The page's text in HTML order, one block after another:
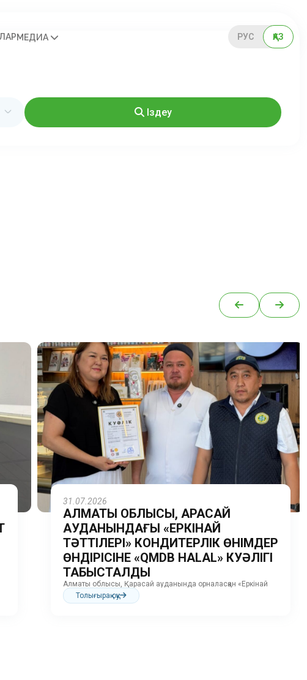
МЕДИА РУС ҚАЗ
Іздеу
31.07.2026
АЛМАТЫ ОБЛЫСЫ, ҚАРАСАЙ
АУДАНЫНДАҒЫ «ЕРКІНАЙ
ТӘТТІЛЕРІ» КОНДИТЕРЛІК ӨНІМДЕР
ӨНДІРІСІНЕ «QMDB HALAL» КУӘЛІГІ
ТАБЫСТАЛДЫ
Алматы облысы, Қарасай ауданында орналасқан «Еркінай
тәттілері» кондитерлік өнімдер өндірісіне «QMDB HALAL»
куәлігі табысталды. Кәсіпорынның халал талаптарына
Толығырақ оқу